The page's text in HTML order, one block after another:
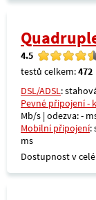
4.5
testů celkem:472
DSL/ADSL:
Pevné připojení -
Mb/s | odezva: -
Mobilní připojení:
ms
Dostupnost v